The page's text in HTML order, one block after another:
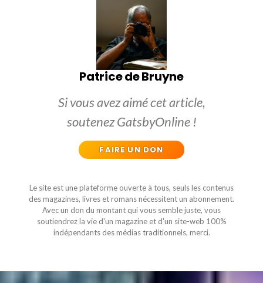
Patrice de Bruyne
Si vous avez aimé cet article,
soutenez GatsbyOnline !
FAIRE UN DON
Le site est une plateforme ouverte à tous, seuls les contenus
des magazines, livres et romans nécessitent un abonnement.
Avec un don du montant qui vous semble juste, vous
soutiendrez la vie d'un magazine et d'un site-web 100%
indépendants des médias traditionnels, merci.